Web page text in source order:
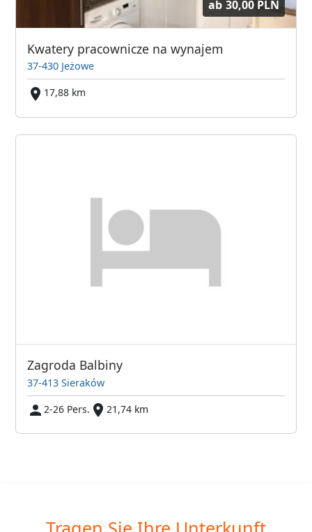
ab 30,00 PLN
Kwatery pracownicze na wynajem
37-430 Jeżowe
17,88 km
Zagroda Balbiny
37-413 Sieraków
2-26 Pers.
21,74 km